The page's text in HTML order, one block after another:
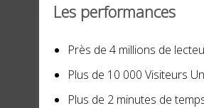
Les performances
Près de 4 millions de
Plus de 10 000 Visiteurs
Plus de 2 minutes de